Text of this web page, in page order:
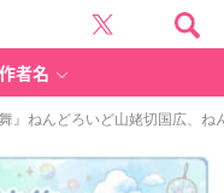
作者名
』ねんどろいど山姥切国広、ね